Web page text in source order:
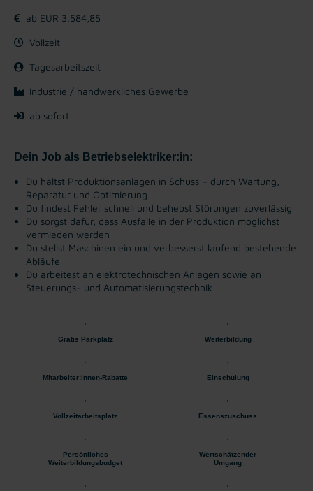
ab EUR 3.584,85
Vollzeit
Tagesarbeitszeit
Industrie / handwerkliches Gewerbe
ab sofort
Dein Job als Betriebselektriker:in:
Du hältst Produktionsanlagen in Schuss – durch Wartung,
Reparatur und Optimierung
Du findest Fehler schnell und behebst Störungen zuverlässig
Du sorgst dafür, dass Ausfälle in der Produktion möglichst
vermieden werden
Du stellst Maschinen ein und verbesserst laufend bestehende
Abläufe
Du arbeitest an elektrotechnischen Anlagen sowie an
Steuerungs- und Automatisierungstechnik
Gratis Parkplatz Weiterbildung
Mitarbeiter:innen-Rabatte Einschulung
Vollzeitarbeitsplatz Essenszuschuss
Persönliches
Weiterbildungsbudget
Wertschätzender
Umgang